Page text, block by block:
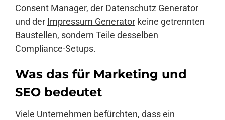
Consent Manager, der Datenschutz Generator
und der Impressum Generator keine getrennten
Baustellen, sondern Teile desselben
Compliance-Setups.
Was das für Marketing und
SEO bedeutet
Viele Unternehmen befürchten, dass ein